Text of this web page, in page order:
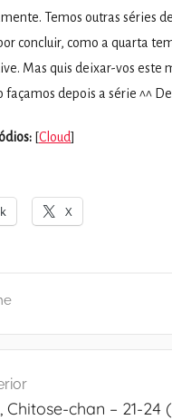
Temos outras séries
concluir, como a quarta
Mas quis deixar-vos este
façamos depois a série ^^
[Cloud]
X
Chitose-chan – 21-24